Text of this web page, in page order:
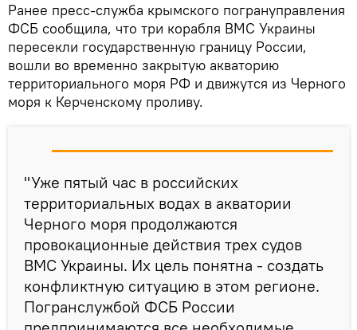
Ранее пресс-служба крымского погрануправления
ФСБ сообщила, что три корабля ВМС Украины
пересекли государственную границу России,
вошли во временно закрытую акваторию
территориального моря РФ и движутся из Черного
моря к Керченскому проливу.
"Уже пятый час в российских
территориальных водах в акватории
Черного моря продолжаются
провокационные действия трех судов
ВМС Украины. Их цель понятна - создать
конфликтную ситуацию в этом регионе.
Погранслужбой ФСБ России